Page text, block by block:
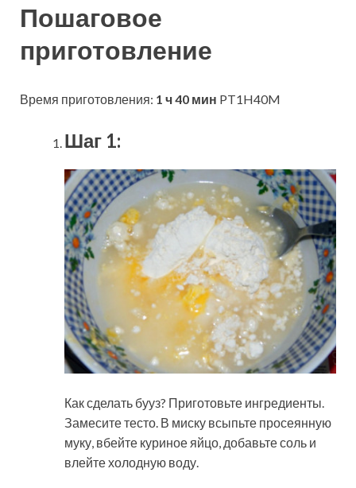
Пошаговое
приготовление
Время приготовления: 1 ч 40 мин PT1H40M
Шаг 1:
Как сделать бууз? Приготовьте ингредиенты.
Замесите тесто. В миску всыпьте просеянную
муку, вбейте куриное яйцо, добавьте соль и
влейте холодную воду.